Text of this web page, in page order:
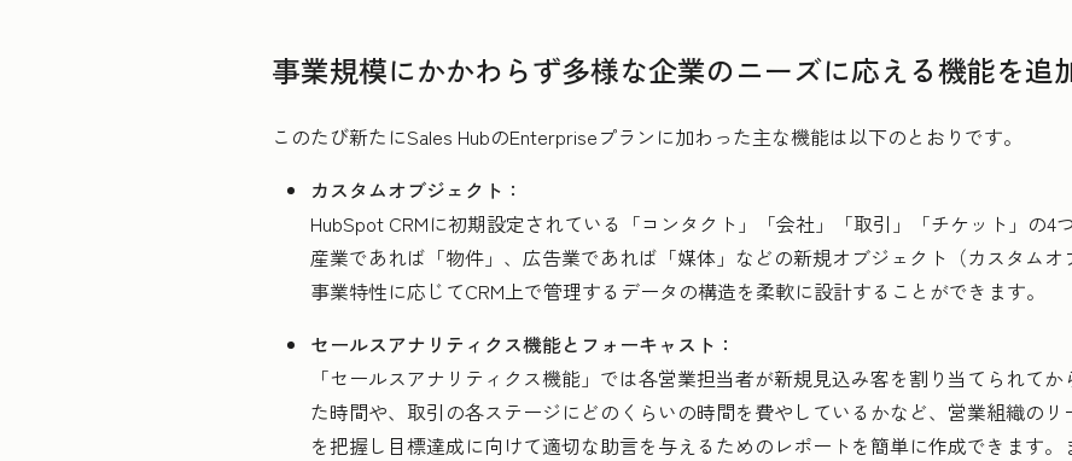
事業規模にかかわらず多様な企業のニーズに応える機能を追
このたび新たにSales HubのEnterpriseプランに加わった主な機能は以下のとおりです。
カスタムオブジェクト：
HubSpot CRMに初期設定されている「コンタクト」「会社」「取引」「チケット」の4
産業であれば「物件」、広告業であれば「媒体」などの新規オブジェクト（カスタム
事業特性に応じてCRM上で管理するデータの構造を柔軟に設計することができます。
セールスアナリティクス機能とフォーキャスト：
「セールスアナリティクス機能」では各営業担当者が新規見込み客を割り当てられて
た時間や、取引の各ステージにどのくらいの時間を費やしているかなど、営業組織の
を把握し目標達成に向けて適切な助言を与えるためのレポートを簡単に作成できます